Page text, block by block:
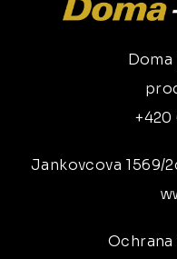
Doma
+420
Jankovcova 1569/